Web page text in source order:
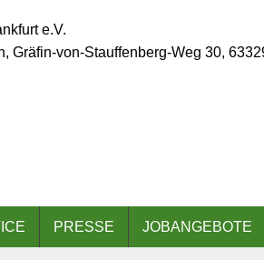
e.V.
Gräfin-von-Stauffenberg-Weg 30,
PRESSE JOBANGEBOTE